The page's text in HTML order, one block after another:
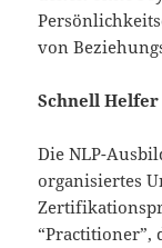
von
Schnell
Die NLP-
organisiertes
“Practitioner”,